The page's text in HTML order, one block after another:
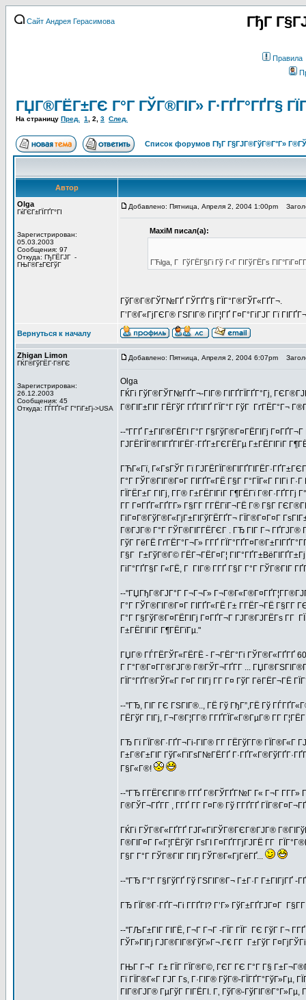
Сайт Андрея Герасимова ГђГ
Правила
ГЏГ®ГЁГ±ГЄ Г°Г ГЎГ®ГІГ» Г·ГҐГ°ГҐГ§
На страницу Пред. 1 2 3 След.
Список форумов ГђГ Г§ГЈГ®ГўГ®Г°Г»
Автор
Olga
ГќГЄГ±ГЇГҐГ°ГІ
Зарегистрирован:
05.03.2003
Сообщения: 97
Откуда: ГђГЁГЈГ -
ГЊГ®Г±ГЄГўГ
Добавлено: Пятница, Апреля 2, 2004 1:00pm
MaxiM писал(а):
ГЋlga, Г ГўГЁГ§Гі Гў Г‹Г ГІГўГЁГѕ
ГўГ®Г®ГЎГ№ГҐ ГЎГҐГ§ ГЇГ°Г®ГЎГ«ГҐГ¬.
Г’Г®Г«ГјГЄГ® ГЅГІГ® ГіГ¦ГҐ Г¤Г°ГіГЈГ Гї
Вернуться к началу
Zhigan Limon
ГЌГ®ГўГЁГ·Г®ГЄ
Зарегистрирован:
26.12.2003
Сообщения: 45
Откуда: ГЃГҐГ«Г Г°ГіГ±Гј->USA
Добавлено: Пятница, Апреля 2, 2004 6:07pm
Olga
ГЌГі ГўГ®ГЎГ№ГҐГ¬-ГІГ® ГІГҐГЇГҐГ°Гј,
Г®ГІГ±ГІГ ГЁГўГ ГҐГІГҐ ГЇГ°Г ГўГ ГґГЁГ°Г¬
--"Г­ГҐ Г±ГІГ®ГЁГІ Г°Г Г§ГўГ®Г¤ГЁГІГј
ГЈГЁГЇГ®ГІГҐГІГЁГ·ГҐГ±ГЄГЁГµ Г±ГЁГІГіГ
ГЋГ«Гї, Г«ГѕГЎГ Гї
Г°Г ГЎГ®ГІГ®Г¤Г ГІГҐГ«ГЁ Г§Г Г°ГЇГ«Г ГІГі
ГЇГЁГ±Г ГІГј, Г­Г® Г±ГЁГІГіГ Г¶ГЁГї Г®Г·ГҐГ­Гј
Г­Г Г¤ГҐГ«ГҐГ­Г» Г§Г­Г Г­ГЁГїГ¬ГЁ Г® Г§Г
ГіГ¤Г®ГўГ®Г«ГјГ±ГІГўГЁГҐГ¬ ГЇГ®Г¤Г¤Г
Г®ГЈГ® Г°Г ГЎГ®ГІГ­ГЁГЄГ . ГЂ ГІГ Г¬ ГҐГЈГ®
ГўГ ГёГЁ ГґГЁГ°Г¬Г» Г­ГҐ
Г§Г Г±ГўГ®Г© ГЁГ¬ГЁГ¤Г¦
ГіГ°ГҐГ§Г Г«ГЁ, Г ГІГ® Г­ГҐ Г§Г Г°Г ГЎГ®ГІГ
--"ГЏГђГ®ГЈГ°Г Г¬Г¬Г»
Г°Г ГЎГ®ГІГ®Г¤Г ГІГҐГ«ГЁ Г± Г­ГЁГ¬ГЁ Г§Г­Г
Г°Г Г§ГўГ®Г¤ГЁГІГј Г¤ГҐГ¬Г ГЈГ®ГЈГЁГѕ Г­Г
Г±ГЁГІГіГ Г¶ГЁГїГµ."
ГЏГ® ГЃГЁГЎГ«ГЁГЁ - Г¬ГЁГ°Гі ГЎГ®Г«ГҐГҐ
Г Г°Г®Г¤Г­Г®ГЈГ® Г®ГЎГ¬ГҐГ­Г ...
ГЇГ°ГҐГ®ГЎГ«Г Г¤Г ГІГј Г­Г Г¤ ГўГ ГёГЁГ¬ГЁ
--"ГЂ, ГІГ ГЄ ГЅГІГ®.., ГЁ Гў ГђГ”,ГЁ Гў
ГЁГўГ ГІГј, Г¬Г®Г¦Г­Г® Г­ГҐГЇГ«Г®ГµГ® Г­Г
ГЂ Гї ГЇГ®Г·ГҐГ¬Гі-ГІГ® Г­Г ГЁГўГ­Г® ГЇГ®Г«Г
Г±Г®Г±ГІГ ГўГ«ГїГѕГ№ГЁГҐ
Г§Г«Г®!
--"ГЂ Г­ГЁГЄГІГ® Г­ГҐ Г®ГЎГҐГ№Г Г« Г¬Г Г­Г­Г»
Г®ГЎГ¬ГҐГ­Г , Г­ГҐ Г­Г Г¤Г® Гў Г­ГҐГҐ
ГЌГі ГЎГ®Г«ГҐГҐ ГЈГ«ГіГЎГ®ГЄГ®ГЈГ®
Г®ГІГ¤Г Г«Г¦ГЁГўГ ГѕГІ Г¤ГҐГ­ГјГЈГЁ Г­Г
Г§Г Г°Г ГЎГ®ГІГ ГІГј ГЎГ®Г«ГјГёГҐ...
--"ГЂ Г°Г Г§ГўГҐ Гў ГЅГІГ®Г¬ Г±Г·Г Г±ГІГјГҐ -
ГЂ ГЇГ®Г·ГҐГ¬Гі Г­ГҐГІ? Г’Г» ГўГ±ГҐГЈГ¤Г
--"ГЉГ±ГІГ ГІГЁ, Г¬Г Г¬Г -ГЇГ ГЇГ ГЄ ГўГ Г¬ Г­ГҐ
ГЎГ»ГІГј ГЈГ®ГІГ®ГўГ»Г¬.Г€ Г­Г Г±ГўГ
ГЊГ Г¬Г Г± ГЇГ ГЇГ®Г©, ГЄГ ГЄ Г°Г Г§
Гї ГЇГ®Г«Г ГЈГ Гѕ, Г·ГІГ® ГўГ®-ГЇГҐГ°ГўГ»Гµ,
ГІГ®ГЈГ® ГµГўГ ГІГЁГІ. Г‚ ГўГ®-